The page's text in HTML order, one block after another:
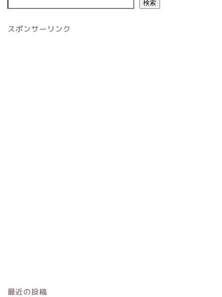
検索
スポンサーリンク
最近の投稿